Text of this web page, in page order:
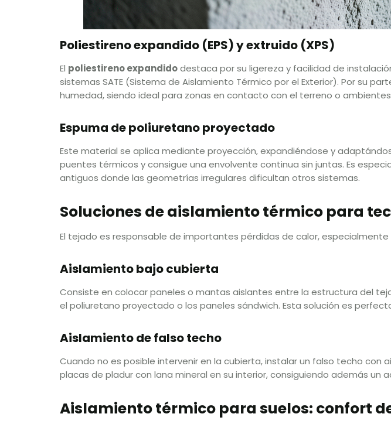
Poliestireno expandido (EPS) y extruido (XPS)
El poliestireno expandidodestaca por su ligereza y facilidad de
sistemas SATE (Sistema de Aislamiento Térmico por el Exterior). Por su
humedad, siendo ideal para zonas en contacto con el terreno o
Espuma de poliuretano proyectado
Este material se aplica mediante proyección, expandiéndose y
puentes térmicos y consigue una envolvente continua sin juntas. Es
antiguos donde las geometrías irregulares dificultan otros sistemas.
Soluciones de aislamiento térmico para
El tejado es responsable de importantes pérdidas de calor,
Aislamiento bajo cubierta
Consiste en colocar paneles o mantas aislantes entre la estructura del
el poliuretano proyectado o los paneles sándwich. Esta solución es
Aislamiento de falso techo
Cuando no es posible intervenir en la cubierta, instalar un falso techo
placas de pladur con lana mineral en su interior, consiguiendo además un
Aislamiento térmico para suelos: confort